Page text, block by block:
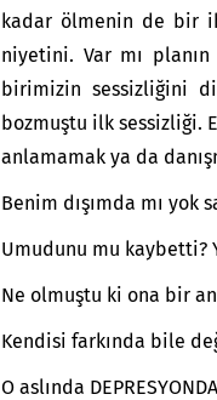
kadar ölmenin de bir
niyetini. Var mı
birimizin sessizliğini
bozmuştu ilk sessizliği.
anlamamak ya da
Benim dışımda mı yok
Umudunu mu kaybetti?
Ne olmuştu ki ona bir
Kendisi farkında bile
O aslında